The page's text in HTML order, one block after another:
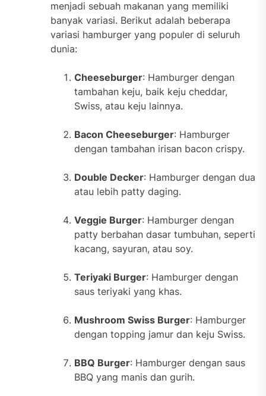
menjadi sebuah makanan yang memiliki
banyak variasi. Berikut adalah beberapa
variasi hamburger yang populer di seluruh
dunia:
Cheeseburger: Hamburger dengan
tambahan keju, baik keju cheddar,
Swiss, atau keju lainnya.
Bacon Cheeseburger: Hamburger
dengan tambahan irisan bacon crispy.
Double Decker: Hamburger dengan dua
atau lebih patty daging.
Veggie Burger: Hamburger dengan
patty berbahan dasar tumbuhan, seperti
kacang, sayuran, atau soy.
Teriyaki Burger: Hamburger dengan
saus teriyaki yang khas.
Mushroom Swiss Burger: Hamburger
dengan topping jamur dan keju Swiss.
BBQ Burger: Hamburger dengan saus
BBQ yang manis dan gurih.